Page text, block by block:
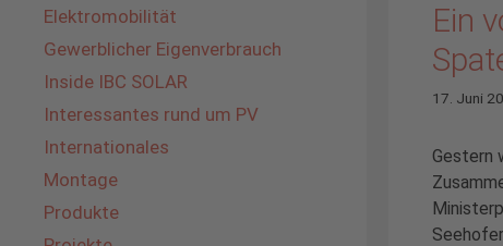
Ein
17. Juni
Gestern
Elektromobilität
Gewerblicher Eigenverbrauch
Inside IBC SOLAR
Interessantes rund um PV
Internationales
Montage
Produkte